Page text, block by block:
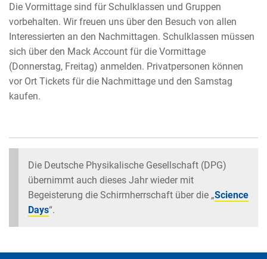
Die Vormittage sind für Schulklassen und Gruppen
vorbehalten. Wir freuen uns über den Besuch von allen
Interessierten an den Nachmittagen. Schulklassen müssen
sich über den Mack Account für die Vormittage
(Donnerstag, Freitag) anmelden. Privatpersonen können
vor Ort Tickets für die Nachmittage und den Samstag
kaufen.
Die Deutsche Physikalische Gesellschaft (DPG)
übernimmt auch dieses Jahr wieder mit
Begeisterung die Schirmherrschaft über die „Science
Days“.